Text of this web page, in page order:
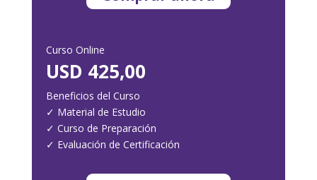
Curso Online
USD 425,00
Beneficios del Curso
✓ Material de Estudio
✓ Curso de Preparación
✓ Evaluación de Certificación